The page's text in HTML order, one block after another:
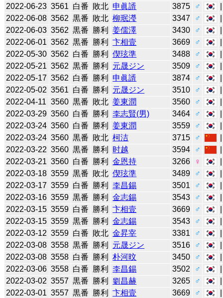
2022-06-23 3561 白番 敗北 申眞諝 3875 ♂
2022-06-08 3562 黒番 敗北 柳珉瀅 3347 ♂
2022-06-03 3562 黒番 勝利 姜儒澤 3430 ♂
2022-06-01 3562 黒番 勝利 卞相壹 3669 ♂
2022-05-30 3562 白番 勝利 偰玹準 3488 ♂
2022-05-21 3562 黒番 勝利 元晟ジン 3509 ♂
2022-05-17 3562 白番 勝利 申眞諝 3874 ♂
2022-05-02 3561 白番 勝利 元晟ジン 3510 ♂
2022-04-11 3560 黒番 敗北 姜東潤 3560 ♂
2022-03-29 3560 白番 勝利 李志賢(男) 3464 ♂
2022-03-24 3560 白番 勝利 姜東潤 3559 ♂
2022-03-24 3560 黒番 敗北 柯洁 3715 ♂
2022-03-22 3560 黒番 勝利 时越 3594 ♂
2022-03-21 3560 白番 勝利 金恩持 3266 ♀
2022-03-18 3559 黒番 敗北 偰玹準 3489 ♂
2022-03-17 3559 白番 勝利 李昌錫 3501 ♂
2022-03-16 3559 黒番 勝利 金志錫 3543 ♂
2022-03-15 3559 白番 勝利 卞相壹 3669 ♂
2022-03-15 3559 黒番 勝利 金志錫 3543 ♂
2022-03-12 3559 白番 敗北 金昇宰 3381 ♂
2022-03-08 3558 黒番 勝利 元晟ジン 3516 ♂
2022-03-08 3558 白番 勝利 朴河旼 3450 ♂
2022-03-06 3558 白番 勝利 李昌錫 3502 ♂
2022-03-02 3557 黒番 勝利 劉昌赫 3265 ♂
2022-03-01 3557 黒番 勝利 卞相壹 3669 ♂